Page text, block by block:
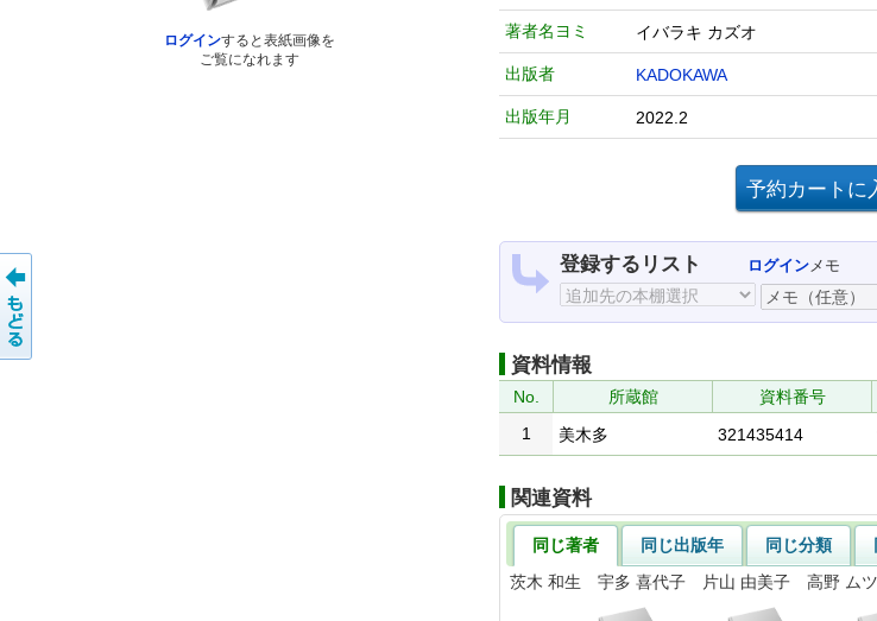
ログインすると表紙画像を
ご覧になれます
著者名ヨミ イバラキ カズオ
出版者 KADOKAWA
出版年月 2022.2
登録するリスト ログインメモ
資料情報
No. 所蔵館 資料番号
1
美木多 321435414
関連資料
同じ著者 同じ出版年 同じ分類
茨木 和生 宇多 喜代子 片山 由美子 高野 ム